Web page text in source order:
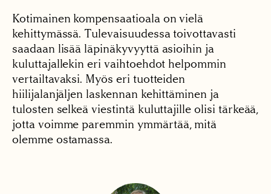
Kotimainen kompensaatioala on vielä
kehittymässä. Tulevaisuudessa toivottavasti
saadaan lisää läpinäkyvyyttä asioihin ja
kuluttajallekin eri vaihtoehdot helpommin
vertailtavaksi. Myös eri tuotteiden
hiilijalanjäljen laskennan kehittäminen ja
tulosten selkeä viestintä kuluttajille olisi tärkeää,
jotta voimme paremmin ymmärtää, mitä
olemme ostamassa.